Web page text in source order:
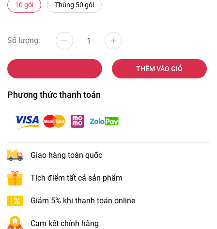
10 gói Thùng 50 gói
Số lượng:
THÊM VÀO GIỎ
Phương thức thanh toán
Giao hàng toàn quốc
Tích điểm tất cả sản phẩm
Giảm 5% khi thanh toán online
Cam kết chính hãng